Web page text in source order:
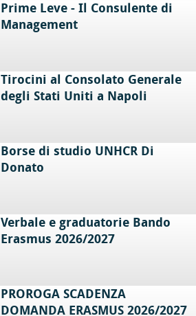
Prime Leve - Il Consulente di
Management
Tirocini al Consolato Generale
degli Stati Uniti a Napoli
Borse di studio UNHCR Di
Donato
Verbale e graduatorie Bando
Erasmus 2026/2027
PROROGA SCADENZA
DOMANDA ERASMUS 2026/2027